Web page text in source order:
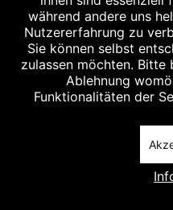
A-Jugend (w): FC
v.W. - SSG Metten
13:8 )
A-Jugend (w): SSG
während andere uns
Nutzererfahrung zu
Sie können selbst
zulassen möchten. Bitte
Ablehnung
Funktionalitäten der